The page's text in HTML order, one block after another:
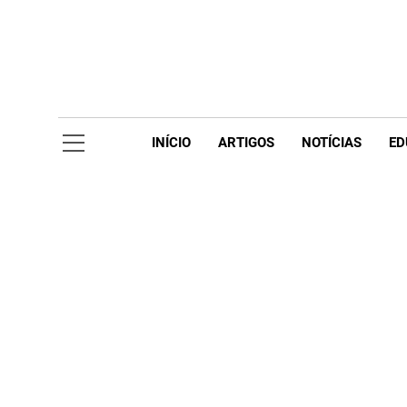
INÍCIO ARTIGOS NOTÍCIAS